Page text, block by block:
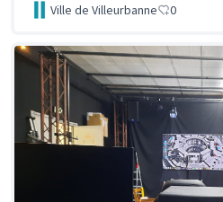
Ville de Villeurbanne 0